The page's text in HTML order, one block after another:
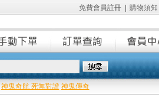
免費會員註冊| 購物須知
神鬼奇航 死無對證 神鬼傳奇